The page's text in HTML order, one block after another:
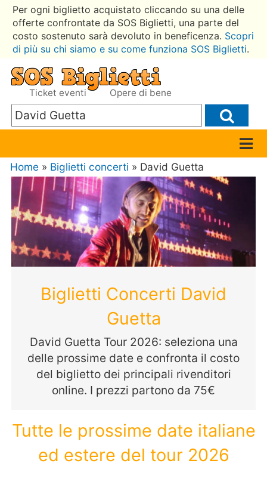
Per ogni biglietto acquistato cliccando su una delle
offerte confrontate da SOS Biglietti, una parte del
costo sostenuto sarà devoluto in beneficenza. Scopri
di più su chi siamo e su come funziona SOS Biglietti.
Ticket eventi Opere di bene
Home » Biglietti concerti » David Guetta
Biglietti Concerti David
Guetta
David Guetta Tour 2026: seleziona una
delle prossime date e confronta il costo
del biglietto dei principali rivenditori
online. I prezzi partono da 75€
Tutte le prossime date italiane
ed estere del tour 2026